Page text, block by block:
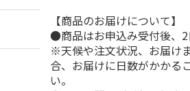
【商品のお届けについて】
●商品はお申込み受付後、2
※天候や注文状況、お届け
合、お届けに日数がかかる
い。